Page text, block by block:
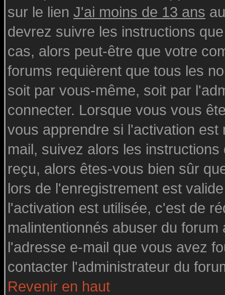
sur le lien J'ai moins de 13 ans
devrez suivre les instructions
cas, alors peut-être que votre
forums requièrent que tous les
soit par vous-même, soit par
connecter. Lorsque vous vous
vous apprendre si l'activation
mail, suivez alors les
reçu, alors êtes-vous bien sûr
lors de l'enregistrement est
l'activation est utilisée, c'est de
malintentionnés abuser du
l'adresse e-mail que vous avez
contacter l'administrateur du
Revenir en haut